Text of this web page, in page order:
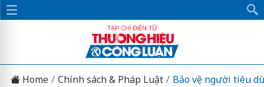
Home Chính sách & Pháp Luật Bảo vệ người tiêu